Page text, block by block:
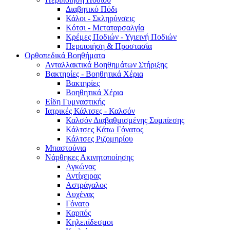
Διαβητικό Πόδι
Κάλοι - Σκληρύνσεις
Κότσι - Μεταταρσαλγία
Κρέμες Ποδιών - Υγιεινή Ποδιών
Περιποιήση & Προστασία
Ορθοπεδικά Βοηθήματα
Ανταλλακτικά Βοηθημάτων Στήριξης
Βακτηρίες - Βοηθητικά Χέρια
Βακτηρίες
Βοηθητικά Χέρια
Είδη Γυμναστικής
Ιατρικές Κάλτσες - Καλσόν
Καλσόν Διαβαθμισμένης Συμπίεσης
Κάλτσες Κάτω Γόνατος
Κάλτσες Ριζομηρίου
Μπαστούνια
Νάρθηκες Ακινητοποίησης
Αγκώνας
Αντίχειρας
Αστράγαλος
Αυχένας
Γόνατο
Καρπός
Κηλεπίδεσμοι